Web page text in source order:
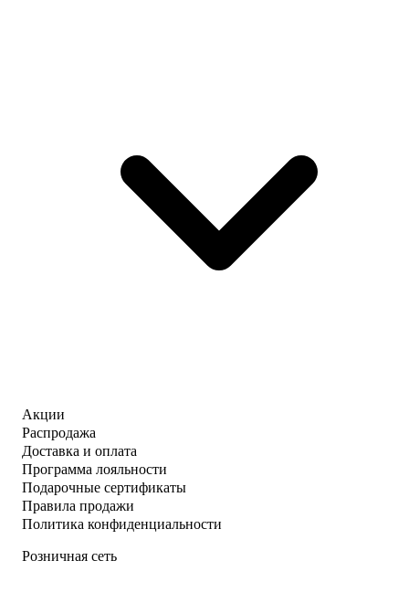
Акции
Распродажа
Доставка и оплата
Программа лояльности
Подарочные сертификаты
Правила продажи
Политика конфиденциальности
Розничная сеть